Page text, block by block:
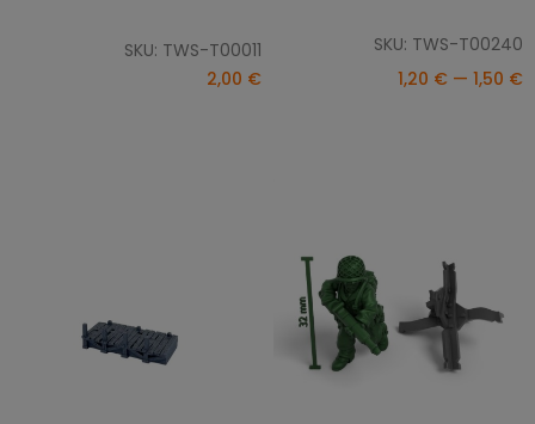
SKU: TWS-T00011
2,00 €
SKU: TWS-T00240
1,20 € — 1,50 €